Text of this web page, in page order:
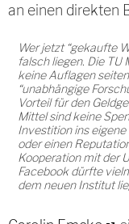
an einen direkten
Wer jetzt “gekaufte
falsch liegen. Die TU
keine Auflagen
“unabhängige
Vorteil für den
Mittel sind keine
Investition ins
oder einen
Kooperation mit der
Facebook dürfte
dem neuen Institut